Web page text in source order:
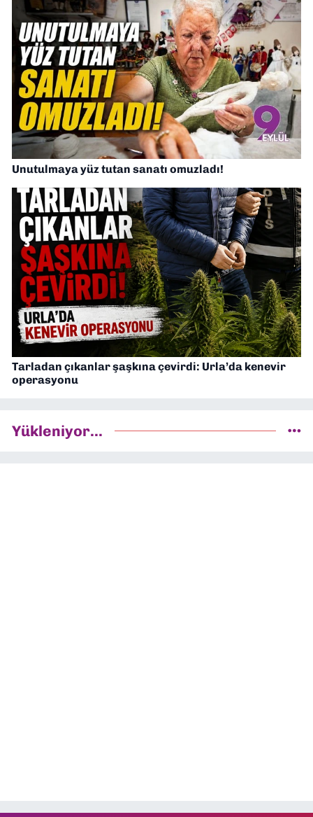
Unutulmaya yüz tutan sanatı omuzladı!
Tarladan çıkanlar şaşkına çevirdi: Urla’da kenevir
operasyonu
Yükleniyor...